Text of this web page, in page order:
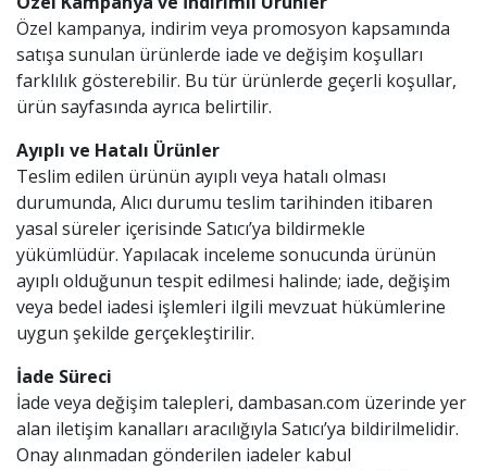
Özel kampanya, indirim veya promosyon kapsamında
satışa sunulan ürünlerde iade ve değişim koşulları
farklılık gösterebilir. Bu tür ürünlerde geçerli koşullar,
ürün sayfasında ayrıca belirtilir.
Ayıplı ve Hatalı Ürünler
Teslim edilen ürünün ayıplı veya hatalı olması
durumunda, Alıcı durumu teslim tarihinden itibaren
yasal süreler içerisinde Satıcı’ya bildirmekle
yükümlüdür. Yapılacak inceleme sonucunda ürünün
ayıplı olduğunun tespit edilmesi halinde; iade, değişim
veya bedel iadesi işlemleri ilgili mevzuat hükümlerine
uygun şekilde gerçekleştirilir.
İade Süreci
İade veya değişim talepleri, dambasan.com üzerinde yer
alan iletişim kanalları aracılığıyla Satıcı’ya bildirilmelidir.
Onay alınmadan gönderilen iadeler kabul